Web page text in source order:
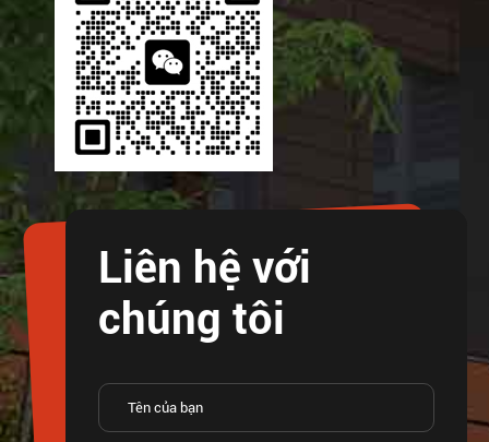
Liên hệ với
chúng tôi